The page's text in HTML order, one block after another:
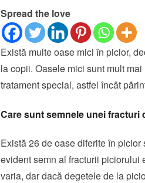
Spread the love
Există multe oase mici în picior,
la copii. Oasele mici sunt mult
tratament special, astfel încât
Care sunt semnele unei fracturi
Există 26 de oase diferite în
evident semn al fracturii piciorului
varia, dar dacă degetele de la